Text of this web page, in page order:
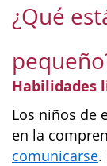
¿Qué
Habilidades
Los niños de
en la
comunicarse.